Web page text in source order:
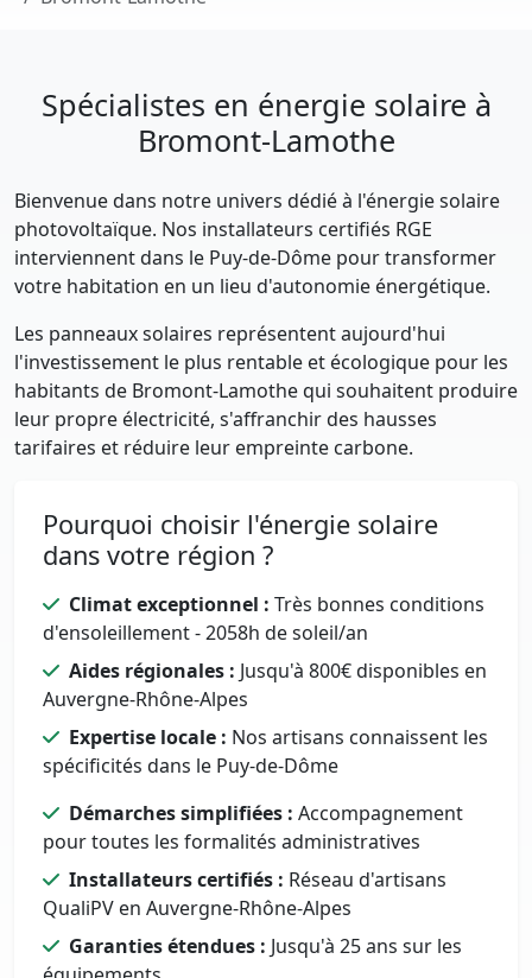
Spécialistes en énergie solaire à
Bromont-Lamothe
Bienvenue dans notre univers dédié à l'énergie solaire
photovoltaïque. Nos installateurs certifiés RGE
interviennent dans le Puy-de-Dôme pour transformer
votre habitation en un lieu d'autonomie énergétique.
Les panneaux solaires représentent aujourd'hui
l'investissement le plus rentable et écologique pour les
habitants de Bromont-Lamothe qui souhaitent produire
leur propre électricité, s'affranchir des hausses
tarifaires et réduire leur empreinte carbone.
Pourquoi choisir l'énergie solaire
dans votre région ?
Climat exceptionnel : Très bonnes conditions
d'ensoleillement - 2058h de soleil/an
Aides régionales : Jusqu'à 800€ disponibles en
Auvergne-Rhône-Alpes
Expertise locale : Nos artisans connaissent les
spécificités dans le Puy-de-Dôme
Démarches simplifiées : Accompagnement
pour toutes les formalités administratives
Installateurs certifiés : Réseau d'artisans
QualiPV en Auvergne-Rhône-Alpes
Garanties étendues : Jusqu'à 25 ans sur les